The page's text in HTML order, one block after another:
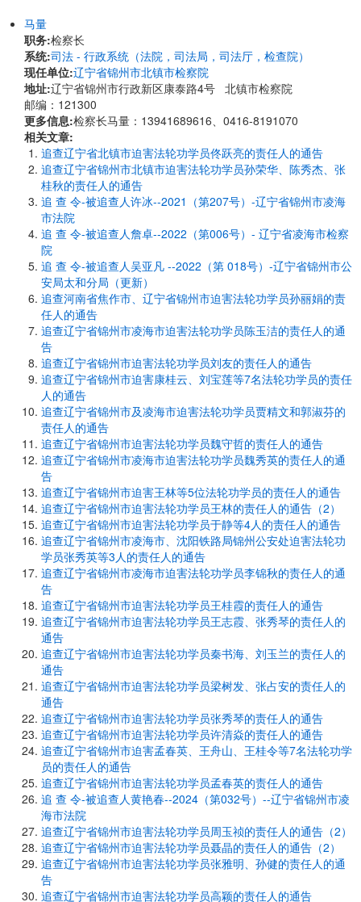
马量
职务:检察长
系统:司法 - 行政系统（法院，司法局，司法厅，检查院）
现任单位:辽宁省锦州市北镇市检察院
地址:辽宁省锦州市行政新区康泰路4号 北镇市检察院
邮编：121300
更多信息:检察长马量：13941689616、0416-8191070
相关文章:
追查辽宁省北镇市迫害法轮功学员佟跃亮的责任人的通告
追查辽宁省锦州市北镇市迫害法轮功学员孙荣华、陈秀杰、张
桂秋的责任人的通告
追 查 令-被追查人许冰--2021（第207号）-辽宁省锦州市凌海
市法院
追 查 令-被追查人詹卓--2022（第006号）- 辽宁省凌海市检察
院
追 查 令-被追查人吴亚凡 --2022（第 018号）-辽宁省锦州市公
安局太和分局（更新）
追查河南省焦作市、辽宁省锦州市迫害法轮功学员孙丽娟的责
任人的通告
追查辽宁省锦州市凌海市迫害法轮功学员陈玉洁的责任人的通
告
追查辽宁省锦州市迫害法轮功学员刘友的责任人的通告
追查辽宁省锦州市迫害康桂云、刘宝莲等7名法轮功学员的责任
人的通告
追查辽宁省锦州市及凌海市迫害法轮功学员贾精文和郭淑芬的
责任人的通告
追查辽宁省锦州市迫害法轮功学员魏守哲的责任人的通告
追查辽宁省锦州市凌海市迫害法轮功学员魏秀英的责任人的通
告
追查辽宁省锦州市迫害王林等5位法轮功学员的责任人的通告
追查辽宁省锦州市迫害法轮功学员王林的责任人的通告（2）
追查辽宁省锦州市迫害法轮功学员于静等4人的责任人的通告
追查辽宁省锦州市凌海市、沈阳铁路局锦州公安处迫害法轮功
学员张秀英等3人的责任人的通告
追查辽宁省锦州市凌海市迫害法轮功学员李锦秋的责任人的通
告
追查辽宁省锦州市迫害法轮功学员王桂霞的责任人的通告
追查辽宁省锦州市迫害法轮功学员王志霞、张秀琴的责任人的
通告
追查辽宁省锦州市迫害法轮功学员秦书海、刘玉兰的责任人的
通告
追查辽宁省锦州市迫害法轮功学员梁树发、张占安的责任人的
通告
追查辽宁省锦州市迫害法轮功学员张秀琴的责任人的通告
追查辽宁省锦州市迫害法轮功学员许清焱的责任人的通告
追查辽宁省锦州市迫害孟春英、王舟山、王桂令等7名法轮功学
员的责任人的通告
追查辽宁省锦州市迫害法轮功学员孟春英的责任人的通告
追 查 令-被追查人黄艳春--2024（第032号）--辽宁省锦州市凌
海市法院
追查辽宁省锦州市迫害法轮功学员周玉祯的责任人的通告（2）
追查辽宁省锦州市迫害法轮功学员聂晶的责任人的通告（2）
追查辽宁省锦州市迫害法轮功学员张雅明、孙健的责任人的通
告
追查辽宁省锦州市迫害法轮功学员高颖的责任人的通告